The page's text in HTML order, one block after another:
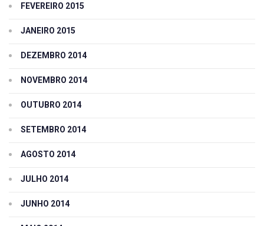
FEVEREIRO 2015
JANEIRO 2015
DEZEMBRO 2014
NOVEMBRO 2014
OUTUBRO 2014
SETEMBRO 2014
AGOSTO 2014
JULHO 2014
JUNHO 2014